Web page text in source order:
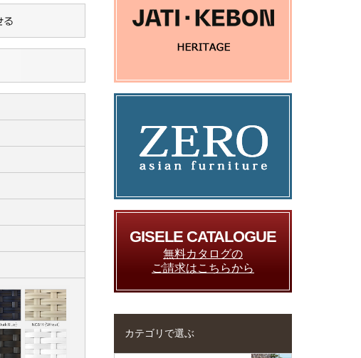
GISELE CATALOGUE
無料カタログの
ご請求はこちらから
カテゴリで選ぶ